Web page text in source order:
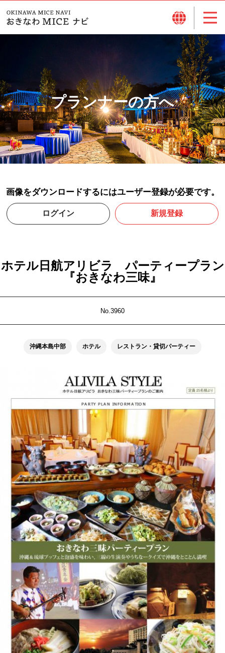
プランナーの方へ
画像をダウンロードするにはユーザー登録が必要です。
ログイン 新規登録
ホテル日航アリビラ パーティープラン
『おきなわ三味』
No.3960
沖縄本島中部 ホテル レストラン・貸切パーティー